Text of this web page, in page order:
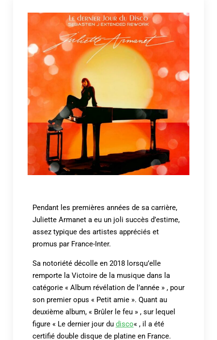
Pendant les premières années de sa carrière,
Juliette Armanet a eu un joli succès d’estime,
assez typique des artistes appréciés et
promus par France-Inter.
Sa notoriété décolle en 2018 lorsqu’elle
remporte la Victoire de la musique dans la
catégorie « Album révélation de l’année » , pour
son premier opus « Petit amie ». Quant au
deuxième album, « Brûler le feu » , sur lequel
figure « Le dernier jour du disco« , il a été
certifié double disque de platine en France.